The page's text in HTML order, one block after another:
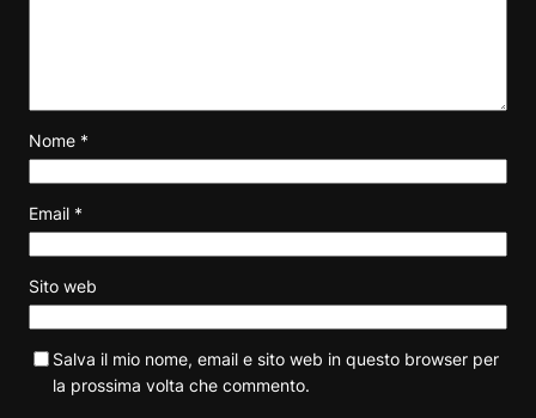
Nome *
Email *
Sito web
Salva il mio nome, email e sito web in questo browser per
la prossima volta che commento.